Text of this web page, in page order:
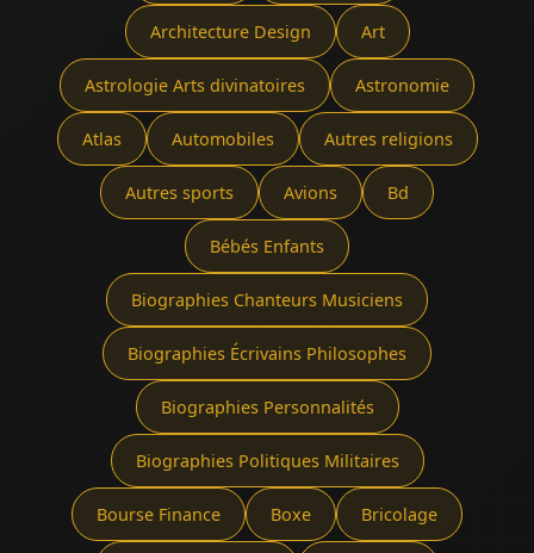
Architecture Design Art
Astrologie Arts divinatoires Astronomie
Atlas Automobiles Autres religions
Autres sports Avions Bd
Bébés Enfants
Biographies Chanteurs Musiciens
Biographies Écrivains Philosophes
Biographies Personnalités
Biographies Politiques Militaires
Bourse Finance Boxe Bricolage